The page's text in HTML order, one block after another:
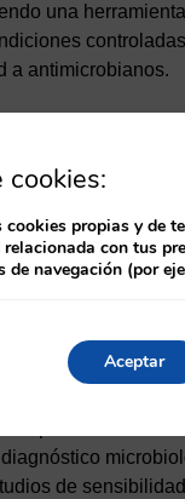
una
a antimicrobianos.
recipientes. Por
clínica y
microorganismos
su crecimiento en
de
cookies:
cookies propias y de
con tus
de navegación (por
Aceptar